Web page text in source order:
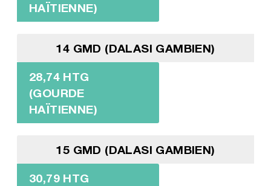
HAÏTIENNE)
14 GMD (DALASI GAMBIEN)
28,74 HTG
(GOURDE
HAÏTIENNE)
15 GMD (DALASI GAMBIEN)
30,79 HTG